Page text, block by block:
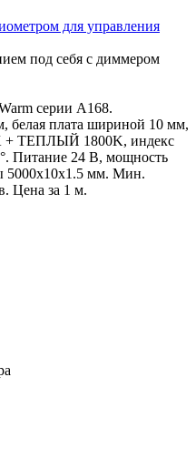
для управления
под себя с диммером
серии A168.
белая плата шириной 10 мм,
+ ТЕПЛЫЙ 1800K, индекс
Питание 24 В, мощность
5000x10x1.5 мм. Мин.
Цена за 1 м.